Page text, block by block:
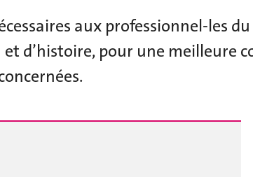
aux professionnel-les
d’histoire, pour une meilleure